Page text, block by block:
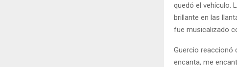
quedó el vehículo.
brillante en las
fue musicalizado
Guercio reaccionó
encanta, me